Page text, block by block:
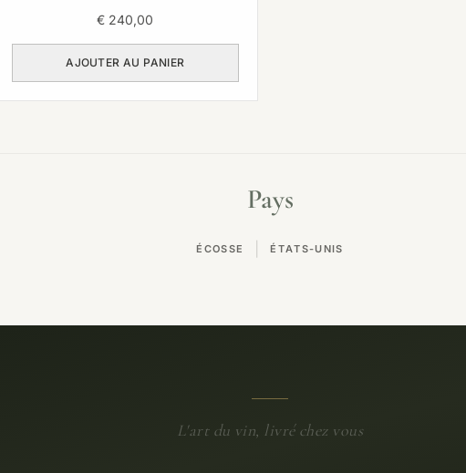
WHISKEY 2022 0,7L
€ 240,00
AJOUTER AU PANIER
Pays
ÉCOSSE ÉTATS-UNIS
L'art du vin, livré chez vous